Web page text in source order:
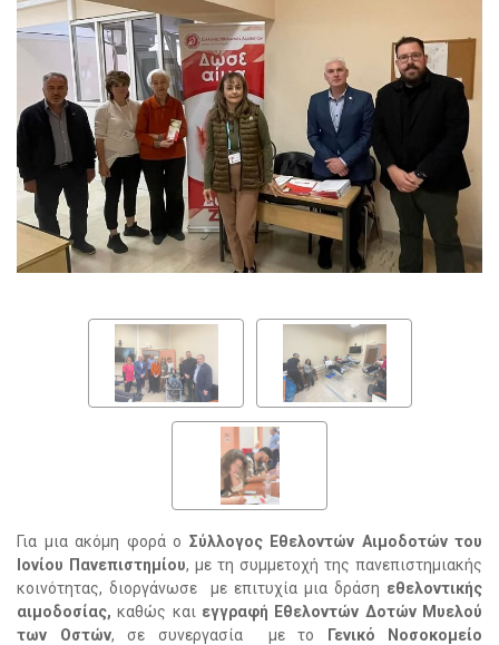
Για μια ακόμη φορά ο Σύλλογος Εθελοντών Αιμοδοτών του
Ιονίου Πανεπιστημίου, με τη συμμετοχή της πανεπιστημιακής
κοινότητας, διοργάνωσε με επιτυχία μια δράση εθελοντικής
αιμοδοσίας, καθώς και εγγραφή Εθελοντών Δοτών Μυελού
των Οστών, σε συνεργασία με το
Γενικό Νοσοκομείο